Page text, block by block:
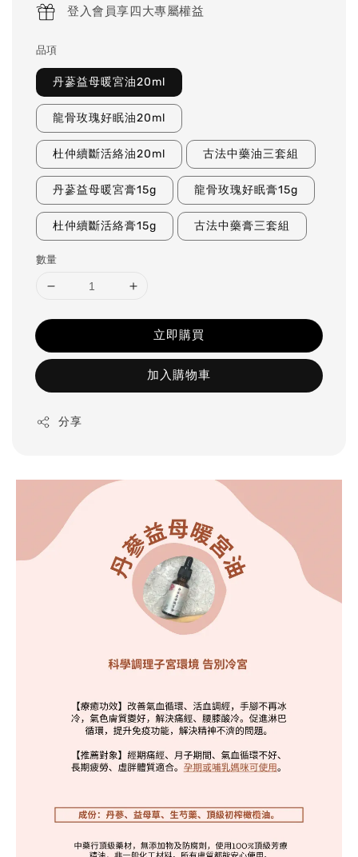
登入會員享四大專屬權益
品項
丹蔘益母暖宮油20ml
龍骨玫瑰好眠油20ml
杜仲續斷活絡油20ml 古法中藥油三套組
丹蔘益母暖宮膏15g 龍骨玫瑰好眠膏15g
杜仲續斷活絡膏15g 古法中藥膏三套組
數量
立即購買
加入購物車
分享